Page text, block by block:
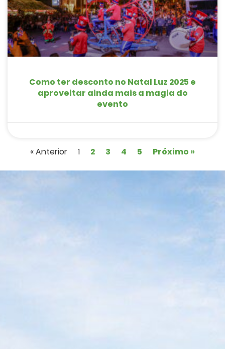
Como ter desconto no Natal Luz 2025 e
aproveitar ainda mais a magia do
evento
« Anterior 1 2 3 4 5 Próximo »